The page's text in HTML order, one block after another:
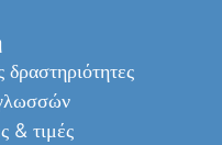
δραστηριότητες
& τιμές